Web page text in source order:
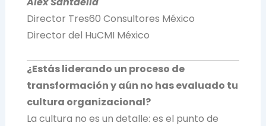
Director Tres60 Consultores México
Director del HuCMI México
¿Estás liderando un proceso de
transformación y aún no has evaluado tu
cultura organizacional?
La cultura no es un detalle: es el punto de